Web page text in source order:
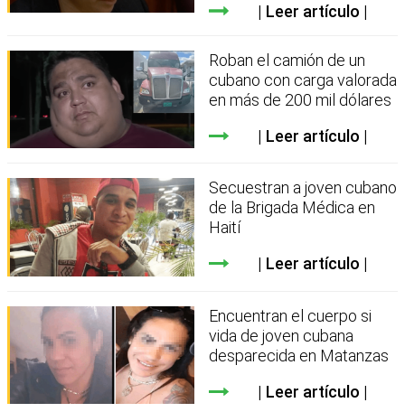
Leer artículo
Roban el camión de un
cubano con carga valorada
en más de 200 mil dólares
Leer artículo
Secuestran a joven cubano
de la Brigada Médica en
Haití
Leer artículo
Encuentran el cuerpo si
vida de joven cubana
desparecida en Matanzas
Leer artículo